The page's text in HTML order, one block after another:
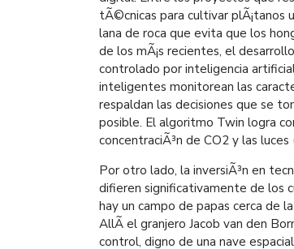
tÃ©cnicas para cultivar plÃ¡tanos
lana de roca que evita que los
de los mÃ¡s recientes, el
controlado por inteligencia
inteligentes monitorean las
respaldan las decisiones que se
posible. El algoritmo Twin logra
concentraciÃ³n de CO2 y las
Por otro lado, la inversiÃ³n en
difieren significativamente de los
hay un campo de papas cerca de
AllÃ­ el granjero Jacob van den
control, digno de una nave